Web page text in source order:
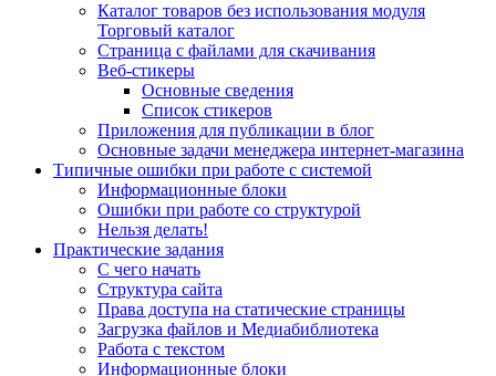
Каталог товаров без использования модуля
Торговый каталог
Страница с файлами для скачивания
Веб-стикеры
Основные сведения
Список стикеров
Приложения для публикации в блог
Основные задачи менеджера интернет-магазина
Типичные ошибки при работе с системой
Информационные блоки
Ошибки при работе со структурой
Нельзя делать!
Практические задания
С чего начать
Структура сайта
Права доступа на статические страницы
Загрузка файлов и Медиабиблиотека
Работа с текстом
Информационные блоки